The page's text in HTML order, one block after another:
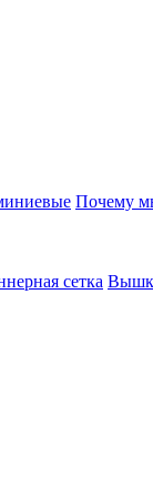
Почему
сетка